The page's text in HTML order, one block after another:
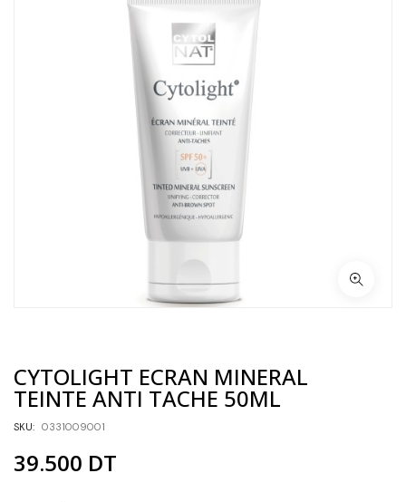
CYTOLIGHT ECRAN MINERAL
TEINTE ANTI TACHE 50ML
SKU: 0331009001
39.500 DT